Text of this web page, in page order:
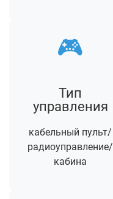
🎮
Тип
управления
кабельный пульт/
радиоуправление/
кабина